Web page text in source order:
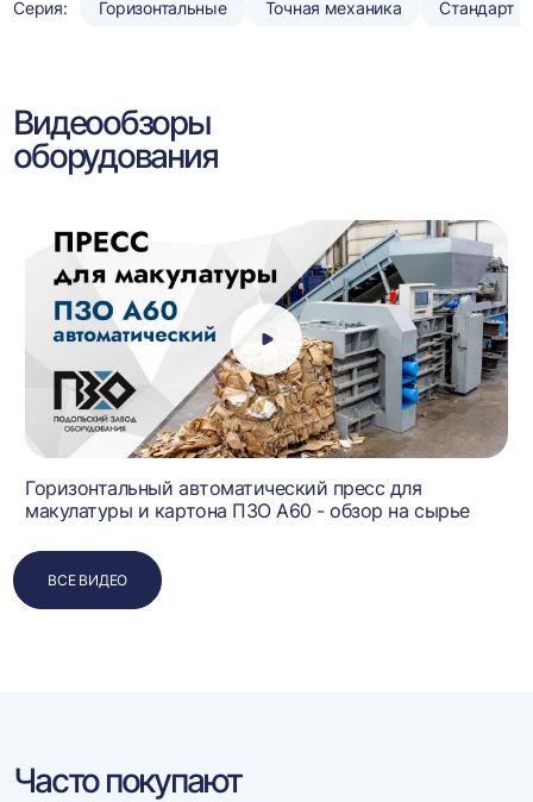
Серия: Горизонтальные Точная механика Стандарт
Видеообзоры
оборудования
Горизонтальный автоматический пресс для
макулатуры и картона ПЗО А60 - обзор на сырье
ВСЕ ВИДЕО
Часто покупают